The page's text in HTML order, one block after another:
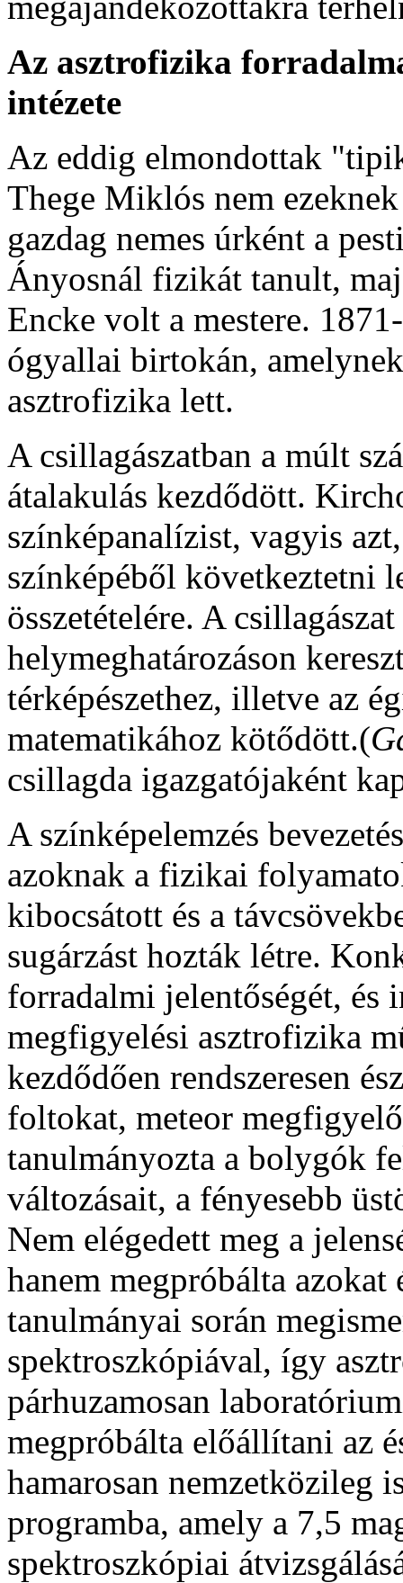
Az asztrofizika
intézete
Az eddig elmondottak
Thege Miklós nem
gazdag nemes úrként a
Ányosnál fizikát tanult,
Encke volt a mestere.
ógyallai birtokán,
asztrofizika lett.
A csillagászatban a múlt
átalakulás kezdődött.
színképanalízist, vagyis
színképéből következtetni
összetételére. A
helymeghatározáson
térképészethez, illetve az
matematikához kötődött.(
csillagda igazgatójaként
A színképelemzés
azoknak a fizikai
kibocsátott és a
sugárzást hozták létre.
forradalmi jelentőségét, és
megfigyelési asztrofizika
kezdődően rendszeresen
foltokat, meteor
tanulmányozta a bolygók
változásait, a fényesebb
Nem elégedett meg a
hanem megpróbálta
tanulmányai során
spektroszkópiával, így
párhuzamosan
megpróbálta előállítani az
hamarosan nemzetközileg
programba, amely a 7,5
spektroszkópiai